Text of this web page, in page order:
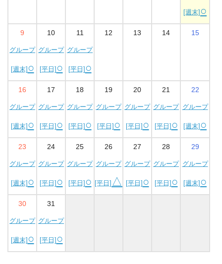
[週末] ○
9
グループ
[週末] ○
10
グループ
[平日] ○
11
グループ
[平日] ○
12 13 14 15
16
グループ
[週末] ○
17
グループ
[平日] ○
18
グループ
[平日] ○
19
グループ
[平日] ○
20
グループ
[平日] ○
21
グループ
[平日] ○
22
グループ
[週末] ○
23
グループ
[週末] ○
24
グループ
[平日] ○
25
グループ
[平日] ○
26
グループ
[平日] △
27
グループ
[平日] ○
28
グループ
[平日] ○
29
グループ
[週末] ○
30
グループ
[週末] ○
31
グループ
[平日] ○